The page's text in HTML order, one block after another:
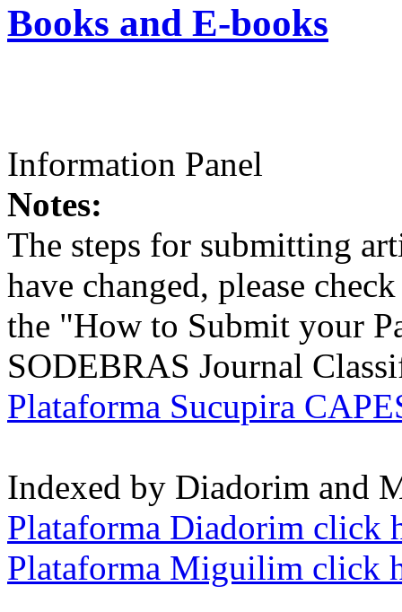
Books and E-books
Information Panel
Notes:
The steps for submitting
have changed, please
the "How to Submit your
SODEBRAS Journal
Plataforma Sucupira
Indexed by Diadorim and
Plataforma Diadorim click
Plataforma Miguilim click